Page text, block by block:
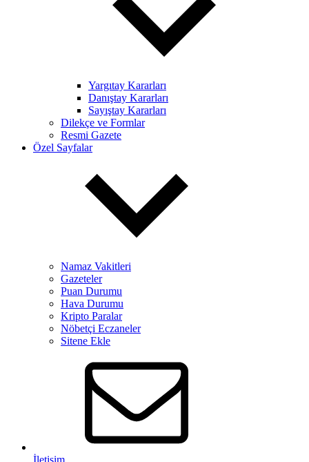
Yargıtay Kararları
Danıştay Kararları
Sayıştay Kararları
Dilekçe ve Formlar
Resmi Gazete
Özel Sayfalar
Namaz Vakitleri
Gazeteler
Puan Durumu
Hava Durumu
Kripto Paralar
Nöbetçi Eczaneler
Sitene Ekle
İletişim